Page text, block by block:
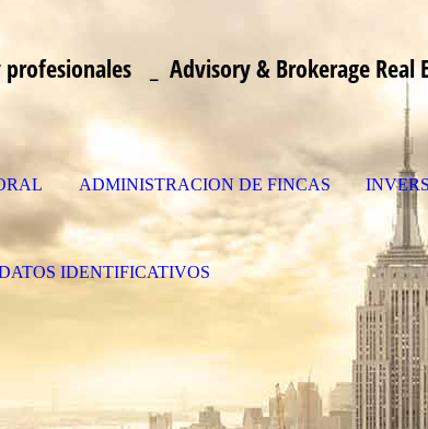
profesionales _ Advisory & Brokerage Real
ADMINISTRACION DE FINCAS
IDENTIFICATIVOS